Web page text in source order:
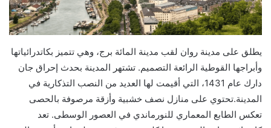
يطلق على مدينة روان لقب مدينة المائة برج، وهي تتميز بكاتدرائياتها
وأبراجها القوطية الرائعة التصميم. تشتهر المدينة بحدث إحراق جان
دارك عام 1431، التي أقيمت لها العديد من النصب التذكارية في
المدينة.تحتوي على منازل نصف خشبية وأزقة مرصوفة بالحصى
تعكس الطابع المعماري للنورماندي في العصور الوسطى. تعد